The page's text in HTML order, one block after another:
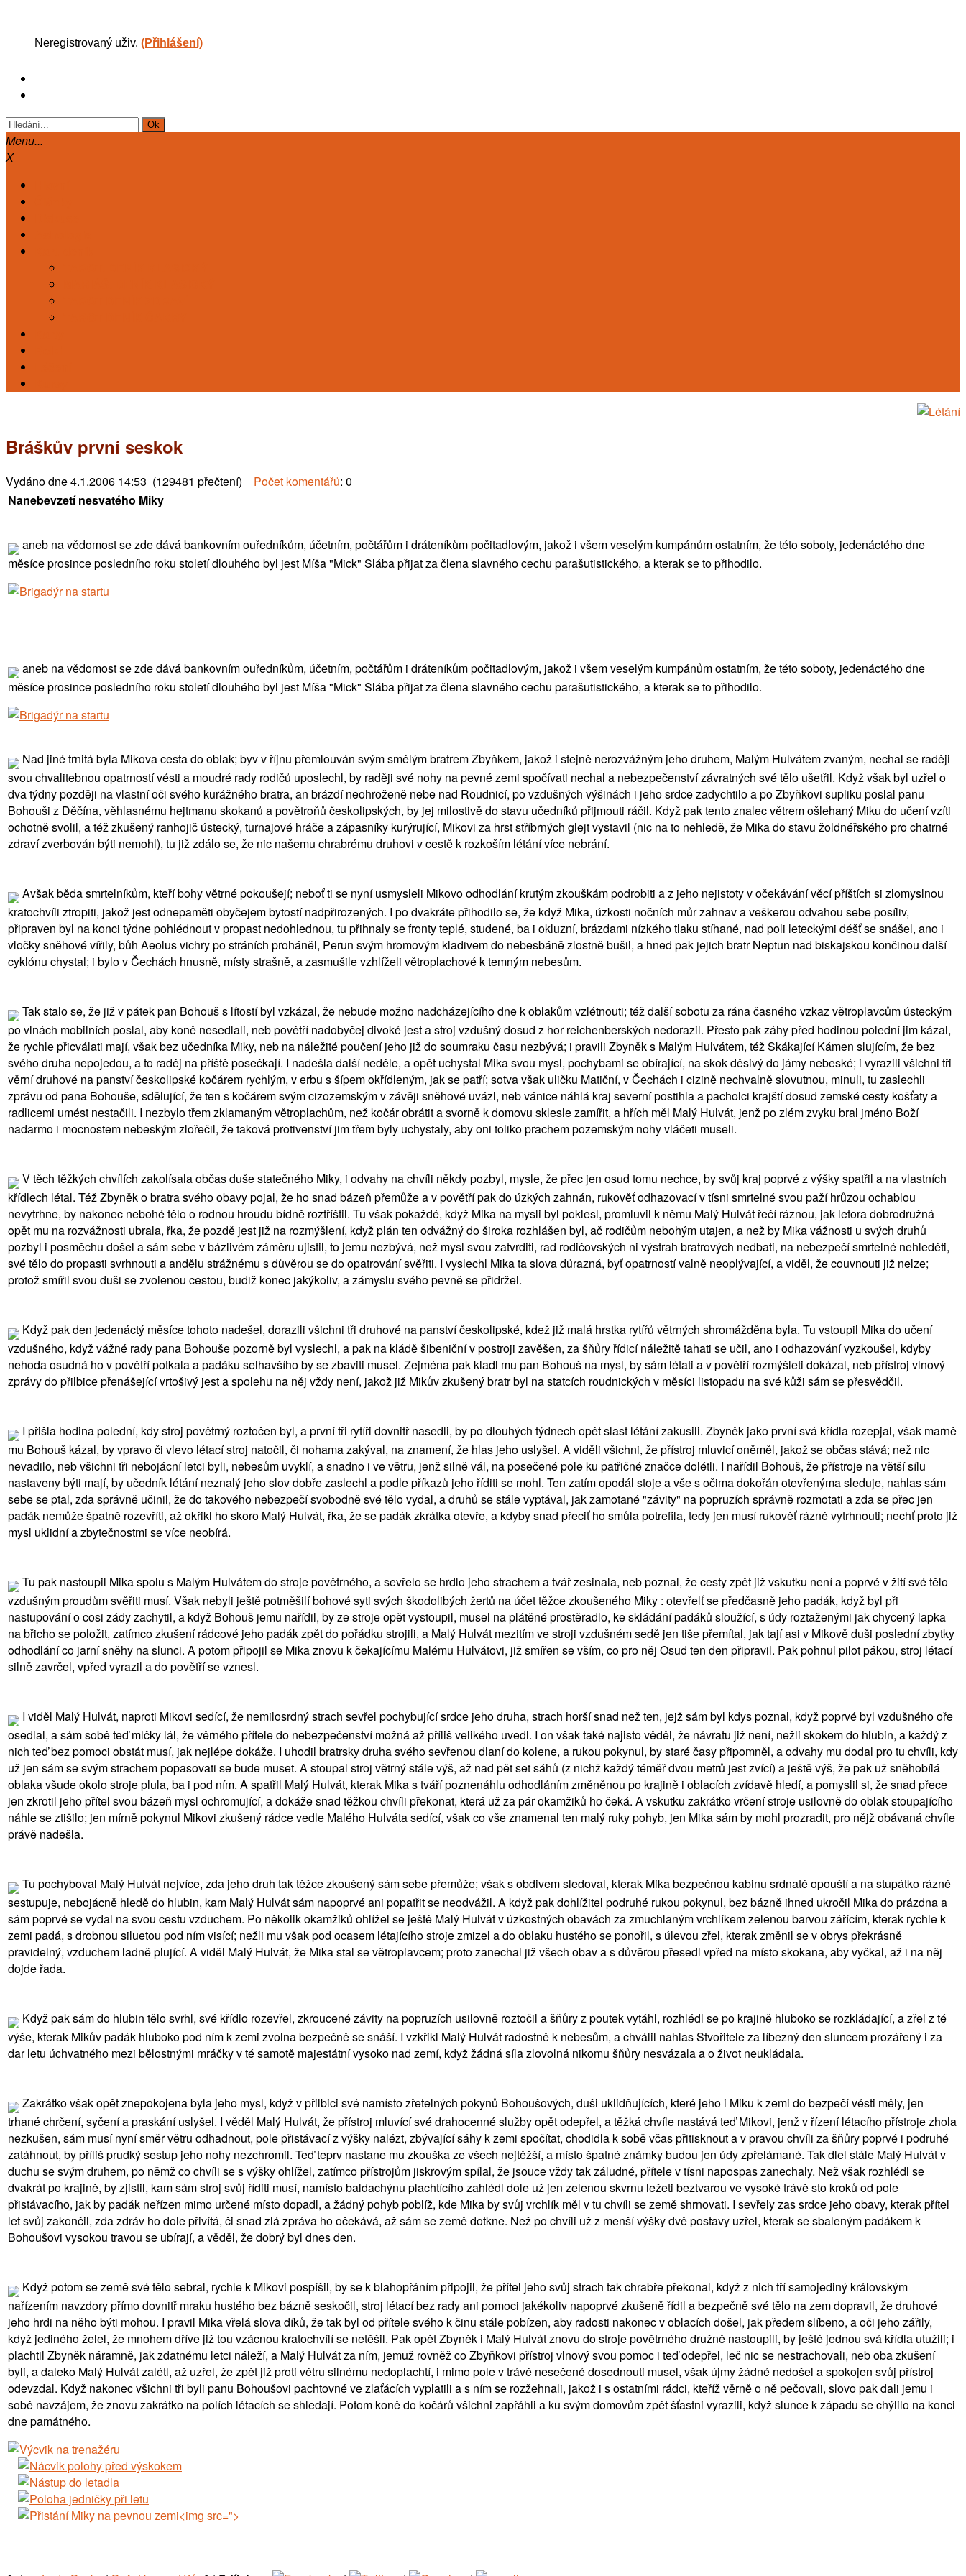
Neregistrovaný uživ. (Přihlášení)
Menu...
X
Bráškův první seskok
Vydáno dne4.1.2006 14:53 (129481 přečtení) Počet komentářů: 0
Nanebevzetí nesvatého Miky
aneb na vědomost se zde dává bankovním ouředníkům, účetním, počtářům i dráteníkům počitadlovým, jakož i všem veselým kumpánům ostatním, že této soboty, jedenáctého dne
měsíce prosince posledního roku století dlouhého byl jest Míša "Mick" Slába přijat za člena slavného cechu parašutistického, a kterak se to přihodilo.
aneb na vědomost se zde dává bankovním ouředníkům, účetním, počtářům i dráteníkům počitadlovým, jakož i všem veselým kumpánům ostatním, že této soboty, jedenáctého dne
měsíce prosince posledního roku století dlouhého byl jest Míša "Mick" Slába přijat za člena slavného cechu parašutistického, a kterak se to přihodilo.
Nad jiné trnitá byla Mikova cesta do oblak; byv v říjnu přemlouván svým smělým bratrem Zbyňkem, jakož i stejně nerozvážným jeho druhem, Malým Hulvátem zvaným, nechal se raději
svou chvalitebnou opatrností vésti a moudré rady rodičů uposlechl, by raději své nohy na pevné zemi spočívati nechal a nebezpečenství závratných své tělo ušetřil. Když však byl uzřel o
dva týdny později na vlastní oči svého kurážného bratra, an brázdí neohroženě nebe nad Roudnicí, po vzdušných výšinách i jeho srdce zadychtilo a po Zbyňkovi supliku poslal panu
Bohouši z Děčína, věhlasnému hejtmanu skokanů a povětroňů českolipských, by jej milostivě do stavu učedníků přijmouti ráčil. Když pak tento znalec větrem ošlehaný Miku do učení vzíti
ochotně svolil, a též zkušený ranhojič ústecký, turnajové hráče a zápasníky kurýrující, Mikovi za hrst stříbrných glejt vystavil (nic na to nehledě, že Mika do stavu žoldnéřského pro chatrné
zdraví zverbován býti nemohl), tu již zdálo se, že nic našemu chrabrému druhovi v cestě k rozkoším létání více nebrání.
Avšak běda smrtelníkům, kteří bohy větrné pokoušejí; neboť ti se nyní usmysleli Mikovo odhodlání krutým zkouškám podrobiti a z jeho nejistoty v očekávání věcí příštích si zlomyslnou
kratochvíli ztropiti, jakož jest odnepaměti obyčejem bytostí nadpřirozených. I po dvakráte přihodilo se, že když Mika, úzkosti nočních můr zahnav a veškerou odvahou sebe posíliv,
připraven byl na konci týdne pohlédnout v propast nedohlednou, tu přihnaly se fronty teplé, studené, ba i okluzní, brázdami nízkého tlaku stíhané, nad poli leteckými déšť se snášel, ano i
vločky sněhové vířily, bůh Aeolus vichry po stráních proháněl, Perun svým hromovým kladivem do nebesbáně zlostně bušil, a hned pak jejich bratr Neptun nad biskajskou končinou další
cyklónu chystal; i bylo v Čechách hnusně, místy strašně, a zasmušile vzhlíželi větroplachové k temným nebesům.
Tak stalo se, že již v pátek pan Bohouš s lítostí byl vzkázal, že nebude možno nadcházejícího dne k oblakům vzlétnouti; též další sobotu za rána časného vzkaz větroplavcům ústeckým
po vlnách mobilních poslal, aby koně nesedlali, neb povětří nadobyčej divoké jest a stroj vzdušný dosud z hor reichenberských nedorazil. Přesto pak záhy před hodinou polední jim kázal,
že rychle přicválati mají, však bez učedníka Miky, neb na náležité poučení jeho již do soumraku času nezbývá; i pravili Zbyněk s Malým Hulvátem, též Skákající Kámen slujícím, že bez
svého druha nepojedou, a to raděj na příště posečkají. I nadešla další neděle, a opět uchystal Mika svou mysl, pochybami se obírající, na skok děsivý do jámy nebeské; i vyrazili všichni tři
věrní druhové na panství českolipské kočárem rychlým, v erbu s šípem okřídleným, jak se patří; sotva však uličku Matiční, v Čechách i cizině nechvalně slovutnou, minuli, tu zaslechli
zprávu od pana Bohouše, sdělující, že ten s kočárem svým cizozemským v závěji sněhové uvázl, neb vánice náhlá kraj severní postihla a pacholci krajští dosud zemské cesty košťaty a
radlicemi umést nestačili. I nezbylo třem zklamaným větroplachům, než kočár obrátit a svorně k domovu sklesle zamířit, a hřích měl Malý Hulvát, jenž po zlém zvyku bral jméno Boží
nadarmo i mocnostem nebeským zlořečil, že taková protivenství jim třem byly uchystaly, aby oni toliko prachem pozemským nohy vláčeti museli.
V těch těžkých chvílích zakolísala občas duše statečného Miky, i odvahy na chvíli někdy pozbyl, mysle, že přec jen osud tomu nechce, by svůj kraj poprvé z výšky spatřil a na vlastních
křídlech létal. Též Zbyněk o bratra svého obavy pojal, že ho snad bázeň přemůže a v povětří pak do úzkých zahnán, rukověť odhazovací v tísni smrtelné svou paží hrůzou ochablou
nevytrhne, by nakonec nebohé tělo o rodnou hroudu bídně roztříštil. Tu však pokaždé, když Mika na mysli byl poklesl, promluvil k němu Malý Hulvát řečí ráznou, jak letora dobrodružná
opět mu na rozvážnosti ubrala, řka, že pozdě jest již na rozmýšlení, když plán ten odvážný do široka rozhlášen byl, ač rodičům nebohým utajen, a než by Mika vážnosti u svých druhů
pozbyl i posměchu došel a sám sebe v bázlivém záměru ujistil, to jemu nezbývá, než mysl svou zatvrditi, rad rodičovských ni výstrah bratrových nedbati, na nebezpečí smrtelné nehleděti,
své tělo do propasti svrhnouti a andělu strážnému s důvěrou se do opatrování svěřiti. I vyslechl Mika ta slova důrazná, byť opatrností valně neoplývající, a viděl, že couvnouti již nelze;
protož smířil svou duši se zvolenou cestou, budiž konec jakýkoliv, a zámyslu svého pevně se přidržel.
Když pak den jedenáctý měsíce tohoto nadešel, dorazili všichni tři druhové na panství českolipské, kdež již malá hrstka rytířů větrných shromážděna byla. Tu vstoupil Mika do učení
vzdušného, když vážné rady pana Bohouše pozorně byl vyslechl, a pak na kládě šibeniční v postroji zavěšen, za šňůry řídicí náležitě tahati se učil, ano i odhazování vyzkoušel, kdyby
nehoda osudná ho v povětří potkala a padáku selhavšího by se zbaviti musel. Zejména pak kladl mu pan Bohouš na mysl, by sám létati a v povětří rozmýšleti dokázal, neb přístroj vlnový
zprávy do přilbice přenášející vrtošivý jest a spolehu na něj vždy není, jakož již Mikův zkušený bratr byl na statcích roudnických v měsíci listopadu na své kůži sám se přesvědčil.
I přišla hodina polední, kdy stroj povětrný roztočen byl, a první tři rytíři dovnitř nasedli, by po dlouhých týdnech opět slast létání zakusili. Zbyněk jako první svá křídla rozepjal, však marně
mu Bohouš kázal, by vpravo či vlevo létací stroj natočil, či nohama zakýval, na znamení, že hlas jeho uslyšel. A viděli všichni, že přístroj mluvicí oněměl, jakož se občas stává; než nic
nevadilo, neb všichni tři nebojácní letci byli, nebesům uvyklí, a snadno i ve větru, jenž silně vál, na posečené pole ku patřičné značce dolétli. I nařídil Bohouš, že přístroje na větší sílu
nastaveny býti mají, by učedník létání neznalý jeho slov dobře zaslechl a podle příkazů jeho říditi se mohl. Ten zatím opodál stoje a vše s očima dokořán otevřenýma sleduje, nahlas sám
sebe se ptal, zda správně učinil, že do takového nebezpečí svobodně své tělo vydal, a druhů se stále vyptával, jak zamotané "závity" na popruzích správně rozmotati a zda se přec jen
padák nemůže špatně rozevříti, až okřikl ho skoro Malý Hulvát, řka, že se padák zkrátka otevře, a kdyby snad přeciť ho smůla potrefila, tedy jen musí rukověť rázně vytrhnouti; nechť proto již
mysl uklidní a zbytečnostmi se více neobírá.
Tu pak nastoupil Mika spolu s Malým Hulvátem do stroje povětrného, a sevřelo se hrdlo jeho strachem a tvář zesinala, neb poznal, že cesty zpět již vskutku není a poprvé v žití své tělo
vzdušným proudům svěřiti musí. Však nebyli ještě potměšilí bohové syti svých škodolibých žertů na účet těžce zkoušeného Miky : otevřelť se předčasně jeho padák, když byl při
nastupování o cosi zády zachytil, a když Bohouš jemu nařídil, by ze stroje opět vystoupil, musel na plátěné prostěradlo, ke skládání padáků sloužící, s údy roztaženými jak chycený lapka
na břicho se položit, zatímco zkušení rádcové jeho padák zpět do pořádku strojili, a Malý Hulvát mezitím ve stroji vzdušném sedě jen tiše přemítal, jak tají asi v Mikově duši poslední zbytky
odhodlání co jarní sněhy na slunci. A potom připojil se Mika znovu k čekajícímu Malému Hulvátovi, již smířen se vším, co pro něj Osud ten den připravil. Pak pohnul pilot pákou, stroj létací
silně zavrčel, vpřed vyrazil a do povětří se vznesl.
I viděl Malý Hulvát, naproti Mikovi sedící, že nemilosrdný strach sevřel pochybující srdce jeho druha, strach horší snad než ten, jejž sám byl kdys poznal, když poprvé byl vzdušného oře
osedlal, a sám sobě teď mlčky lál, že věrného přítele do nebezpečenství možná až příliš velikého uvedl. I on však také najisto věděl, že návratu již není, nežli skokem do hlubin, a každý z
nich teď bez pomoci obstát musí, jak nejlépe dokáže. I uhodil bratrsky druha svého sevřenou dlaní do kolene, a rukou pokynul, by staré časy připomněl, a odvahy mu dodal pro tu chvíli, kdy
už jen sám se svým strachem popasovati se bude muset. A stoupal stroj větrný stále výš, až nad pět set sáhů (z nichž každý téměř dvou metrů jest zvící) a ještě výš, že pak už sněhobílá
oblaka všude okolo stroje plula, ba i pod ním. A spatřil Malý Hulvát, kterak Mika s tváří poznenáhlu odhodláním změněnou po krajině i oblacích zvídavě hledí, a pomyslil si, že snad přece
jen zkrotil jeho přítel svou bázeň mysl ochromující, a dokáže snad těžkou chvíli překonat, která už za pár okamžiků ho čeká. A vskutku zakrátko vrčení stroje usilovně do oblak stoupajícího
náhle se ztišilo; jen mírně pokynul Mikovi zkušený rádce vedle Malého Hulváta sedící, však co vše znamenal ten malý ruky pohyb, jen Mika sám by mohl prozradit, pro nějž obávaná chvíle
právě nadešla.
Tu pochyboval Malý Hulvát nejvíce, zda jeho druh tak těžce zkoušený sám sebe přemůže; však s obdivem sledoval, kterak Mika bezpečnou kabinu srdnatě opouští a na stupátko rázně
sestupuje, nebojácně hledě do hlubin, kam Malý Hulvát sám napoprvé ani popatřit se neodvážil. A když pak dohlížitel podruhé rukou pokynul, bez bázně ihned ukročil Mika do prázdna a
sám poprvé se vydal na svou cestu vzduchem. Po několik okamžiků ohlížel se ještě Malý Hulvát v úzkostných obavách za zmuchlaným vrchlíkem zelenou barvou zářícím, kterak rychle k
zemi padá, s drobnou siluetou pod ním visící; nežli mu však pod ocasem létajícího stroje zmizel a do oblaku hustého se ponořil, s úlevou zřel, kterak změnil se v obrys překrásně
pravidelný, vzduchem ladně plující. A viděl Malý Hulvát, že Mika stal se větroplavcem; proto zanechal již všech obav a s důvěrou přesedl vpřed na místo skokana, aby vyčkal, až i na něj
dojde řada.
Když pak sám do hlubin tělo svrhl, své křídlo rozevřel, zkroucené závity na popruzích usilovně roztočil a šňůry z poutek vytáhl, rozhlédl se po krajině hluboko se rozkládající, a zřel z té
výše, kterak Mikův padák hluboko pod ním k zemi zvolna bezpečně se snáší. I vzkřikl Malý Hulvát radostně k nebesům, a chválil nahlas Stvořitele za líbezný den sluncem prozářený i za
dar letu úchvatného mezi bělostnými mráčky v té samotě majestátní vysoko nad zemí, když žádná síla zlovolná nikomu šňůry nesvázala a o život neukládala.
Zakrátko však opět znepokojena byla jeho mysl, když v přilbici své namísto zřetelných pokynů Bohoušových, duši uklidňujících, které jeho i Miku k zemi do bezpečí vésti měly, jen
trhané chrčení, syčení a praskání uslyšel. I věděl Malý Hulvát, že přístroj mluvící své drahocenné služby opět odepřel, a těžká chvíle nastává teď Mikovi, jenž v řízení létacího přístroje zhola
nezkušen, sám musí nyní směr větru odhadnout, pole přistávací z výšky nalézt, zbývající sáhy k zemi spočítat, chodidla k sobě včas přitisknout a v pravou chvíli za šňůry poprvé i podruhé
zatáhnout, by příliš prudký sestup jeho nohy nezchromil. Teď teprv nastane mu zkouška ze všech nejtěžší, a místo špatné známky budou jen údy zpřelámané. Tak dlel stále Malý Hulvát v
duchu se svým druhem, po němž co chvíli se s výšky ohlížel, zatímco přístrojům jiskrovým spílal, že jsouce vždy tak záludné, přítele v tísni napospas zanechaly. Než však rozhlédl se
dvakrát po krajině, by zjistil, kam sám stroj svůj říditi musí, namísto baldachýnu plachtícího zahlédl dole už jen zelenou skvrnu ležeti beztvarou ve vysoké trávě sto kroků od pole
přistávacího, jak by padák neřízen mimo určené místo dopadl, a žádný pohyb poblíž, kde Mika by svůj vrchlík měl v tu chvíli se země shrnovati. I sevřely zas srdce jeho obavy, kterak přítel
let svůj zakončil, zda zdráv ho dole přivítá, či snad zlá zpráva ho očekává, až sám se země dotkne. Než po chvíli už z menší výšky dvě postavy uzřel, kterak se sbaleným padákem k
Bohoušovi vysokou travou se ubírají, a věděl, že dobrý byl dnes den.
Když potom se země své tělo sebral, rychle k Mikovi pospíšil, by se k blahopřáním připojil, že přítel jeho svůj strach tak chrabře překonal, když z nich tří samojediný královským
nařízením navzdory přímo dovnitř mraku hustého bez bázně seskočil, stroj létací bez rady ani pomoci jakékoliv napoprvé zkušeně řídil a bezpečně své tělo na zem dopravil, že druhové
jeho hrdi na něho býti mohou. I pravil Mika vřelá slova díků, že tak byl od přítele svého k činu stále pobízen, aby radosti nakonec v oblacích došel, jak předem slíbeno, a oči jeho zářily,
když jediného želel, že mnohem dříve již tou vzácnou kratochvílí se netěšil. Pak opět Zbyněk i Malý Hulvát znovu do stroje povětrného družně nastoupili, by ještě jednou svá křídla utužili; i
plachtil Zbyněk náramně, jak zdatnému letci náleží, a Malý Hulvát za ním, jemuž rovněž co Zbyňkovi přístroj vlnový svou pomoc i teď odepřel, leč nic se nestrachovali, neb oba zkušení
byli, a daleko Malý Hulvát zalétl, až uzřel, že zpět již proti větru silnému nedoplachtí, i mimo pole v trávě nesečené dosednouti musel, však újmy žádné nedošel a spokojen svůj přístroj
odevzdal. Když nakonec všichni tři byli panu Bohoušovi pachtovné ve zlaťácích vyplatili a s ním se rozžehnali, jakož i s ostatními rádci, kteříž věrně o ně pečovali, slovo pak dali jemu i
sobě navzájem, že znovu zakrátko na polích létacích se shledají. Potom koně do kočárů všichni zapřáhli a ku svým domovům zpět šťastni vyrazili, když slunce k západu se chýlilo na konci
dne památného.
">